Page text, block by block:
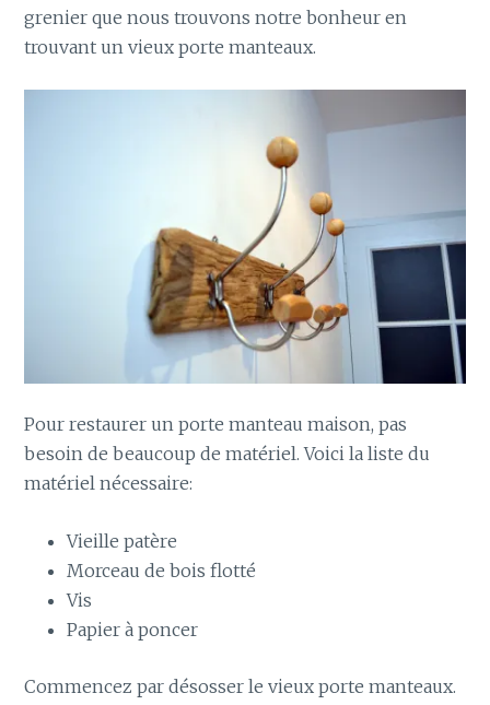
grenier que nous trouvons notre bonheur en
trouvant un vieux porte manteaux.
Pour restaurer un porte manteau maison, pas
besoin de beaucoup de matériel. Voici la liste du
matériel nécessaire:
Vieille patère
Morceau de bois flotté
Vis
Papier à poncer
Commencez par désosser le vieux porte manteaux.